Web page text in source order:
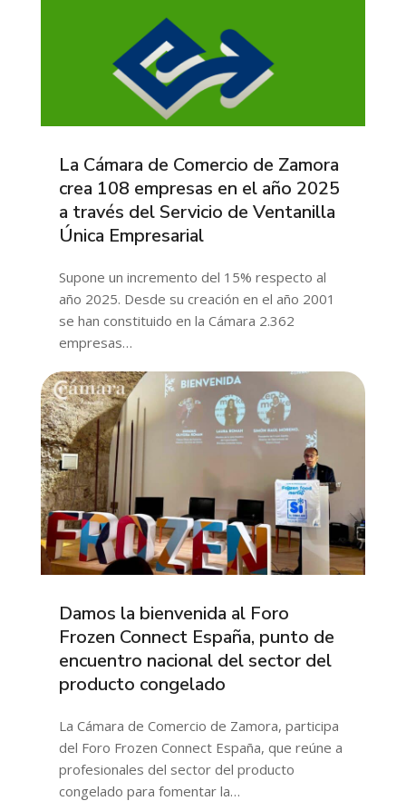
La Cámara de Comercio de Zamora
crea 108 empresas en el año 2025
a través del Servicio de Ventanilla
Única Empresarial
Supone un incremento del 15% respecto al
año 2025. Desde su creación en el año 2001
se han constituido en la Cámara 2.362
empresas…
Damos la bienvenida al Foro
Frozen Connect España, punto de
encuentro nacional del sector del
producto congelado
La Cámara de Comercio de Zamora, participa
del Foro Frozen Connect España, que reúne a
profesionales del sector del producto
congelado para fomentar la…